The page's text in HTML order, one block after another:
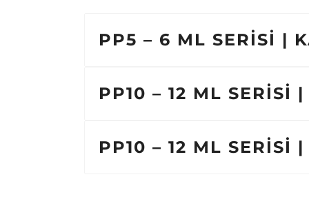
PP5 – 6 ML SERİSİ |
PP10 – 12 ML SERİSİ
PP10 – 12 ML SERİSİ